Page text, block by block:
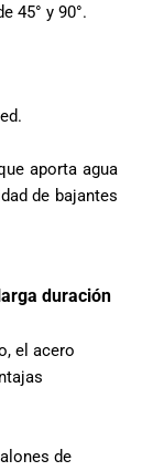
45° y 90°.
aporta agua
de bajantes
duración
el acero
de